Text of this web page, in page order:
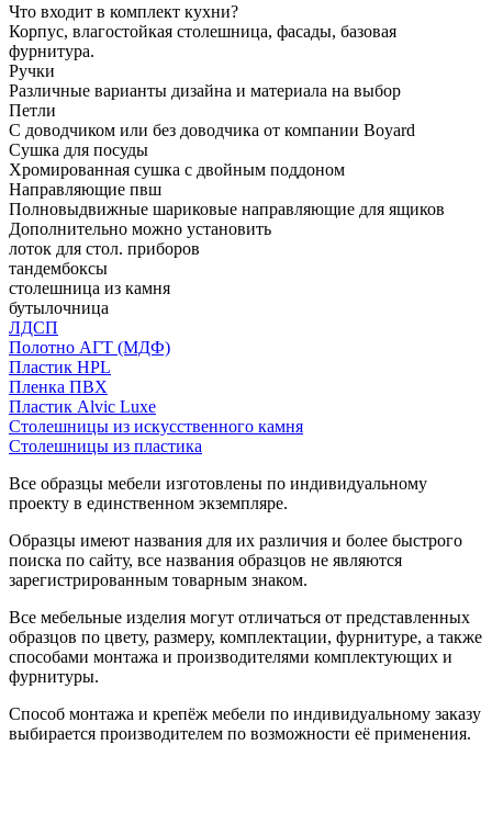
Что входит в комплект кухни?
Корпус, влагостойкая столешница, фасады, базовая
фурнитура.
Ручки
Различные варианты дизайна и материала на выбор
Петли
С доводчиком или без доводчика от компании Boyard
Сушка для посуды
Хромированная сушка с двойным поддоном
Направляющие пвш
Полновыдвижные шариковые направляющие для ящиков
Дополнительно можно установить
лоток для стол. приборов
тандембоксы
столешница из камня
бутылочница
ЛДСП
Полотно АГТ (МДФ)
Пластик HPL
Пленка ПВХ
Пластик Alvic Luxe
Столешницы из искусственного камня
Столешницы из пластика
Все образцы мебели изготовлены по индивидуальному
проекту в единственном экземпляре.
Образцы имеют названия для их различия и более быстрого
поиска по сайту, все названия образцов не являются
зарегистрированным товарным знаком.
Все мебельные изделия могут отличаться от представленных
образцов по цвету, размеру, комплектации, фурнитуре, а также
способами монтажа и производителями комплектующих и
фурнитуры.
Способ монтажа и крепёж мебели по индивидуальному заказу
выбирается производителем по возможности её применения.